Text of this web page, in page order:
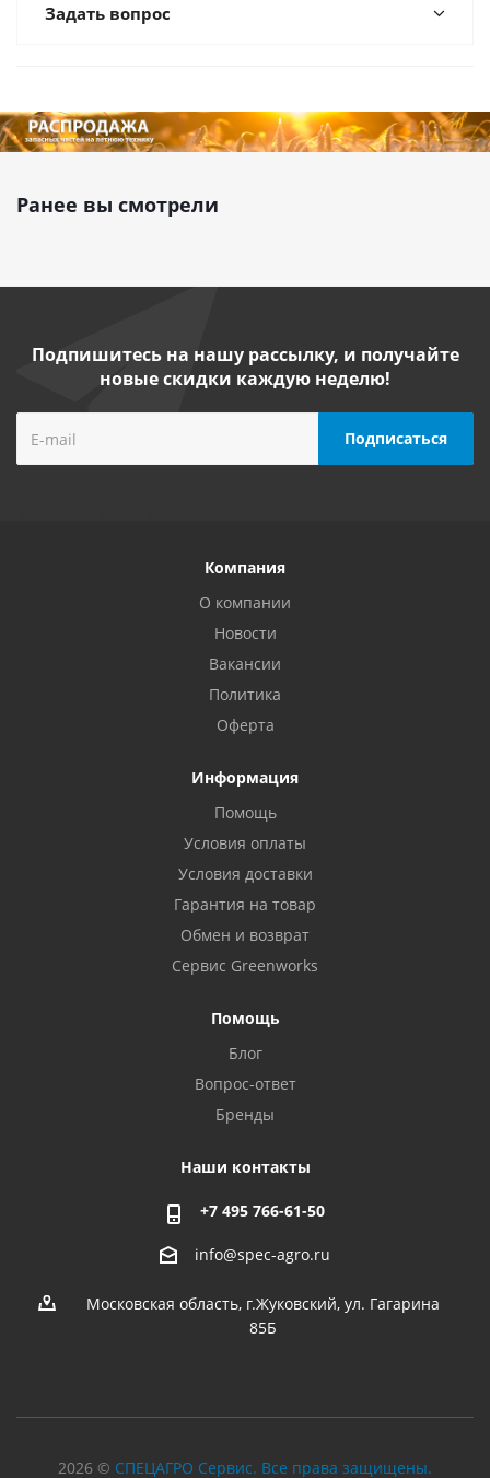
Задать вопрос
Ранее вы смотрели
Подпишитесь на нашу рассылку, и получайте
новые скидки каждую неделю!
Компания
О компании
Новости
Вакансии
Политика
Оферта
Информация
Помощь
Условия оплаты
Условия доставки
Гарантия на товар
Обмен и возврат
Сервис Greenworks
Помощь
Блог
Вопрос-ответ
Бренды
Наши контакты
+7 495 766-61-50
info@spec-agro.ru
Московская область, г.Жуковский, ул. Гагарина
85Б
2026 © СПЕЦАГРО Сервис. Все права защищены.